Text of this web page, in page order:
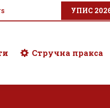
УПИС
Стручна пракса